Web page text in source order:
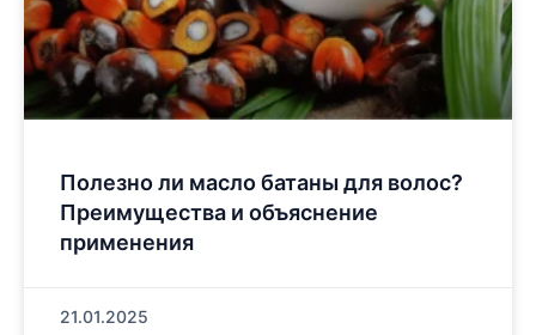
Полезно ли масло батаны для волос?
Преимущества и объяснение
применения
21.01.2025